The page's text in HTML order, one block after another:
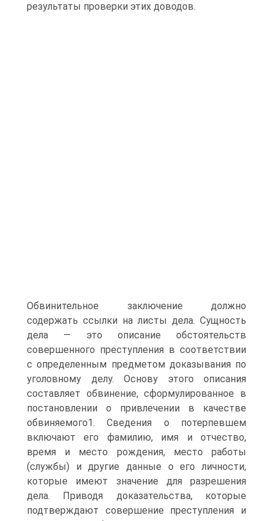
результаты проверки этих доводов.
Обвинительное заключение должно
содержать ссылки на листы дела. Сущность
дела — это описание обстоятельств
совершенного преступления в соответствии
с определенным предметом доказывания по
уголовному делу. Основу этого описания
составляет обвинение, сформулированное в
постановлении о привлечении в качестве
обвиняемого1. Сведения о потерпевшем
включают его фамилию, имя и отчество,
время и место рождения, место работы
(службы) и другие данные о его личности,
которые имеют значение для разрешения
дела. Приводя доказательства, которые
подтверждают совершение преступления и